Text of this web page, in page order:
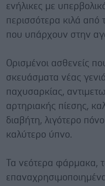
ενήλικες με
περισσότερα κιλά
που υπάρχουν στην
Ορισμένοι ασθενείς
σκευάσματα νέας
παχυσαρκίας,
αρτηριακής πίεσης,
διαβήτη, λιγότερο
καλύτερο ύπνο.
Τα νεότερα φάρμακα,